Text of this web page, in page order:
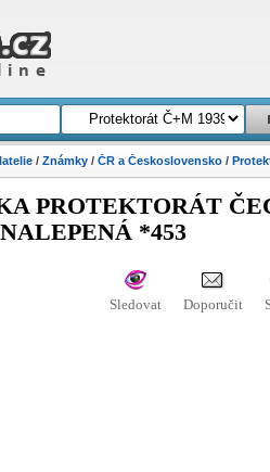
/ Známky/ ČR a Československo/
PROTEKTORÁT
*453
Sledovat Doporučit